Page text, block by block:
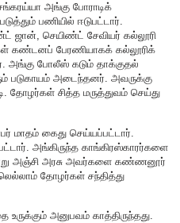
அங்கு போராடிக்
பணியில் ஈடுபட்டார்.
ஜான், செயிண்ட் சேவியர் கல்லூரி
கண்டனப் பேரணியாகக் கல்லூரிக்
போலீஸ் கடும் தாக்குதல்
படுகாயம் அடைந்தனர். அவருக்கு
தோழர்கள் சித்த மருத்துவம் செய்து
கைது செய்யப்பட்டார்.
அங்கிருந்த காங்கிரஸ்காரர்களை
அஞ்சி அரசு அவர்களை கண்ணனூர்
தோழர்கள் சந்தித்து
அனுபவம் காத்திருந்தது.